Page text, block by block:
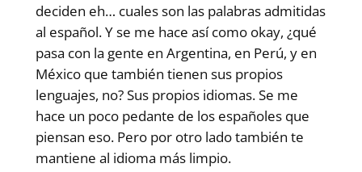
deciden eh… cuales son las palabras admitidas
al español. Y se me hace así como okay, ¿qué
pasa con la gente en Argentina, en Perú, y en
México que también tienen sus propios
lenguajes, no? Sus propios idiomas. Se me
hace un poco pedante de los españoles que
piensan eso. Pero por otro lado también te
mantiene al idioma más limpio.